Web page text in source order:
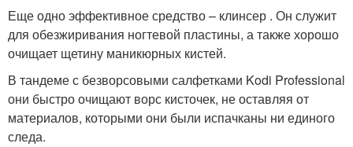
Еще одно эффективное средство – клинсер . Он служит
для обезжиривания ногтевой пластины, а также хорошо
очищает щетину маникюрных кистей.
В тандеме с безворсовыми салфетками Kodi Professional
они быстро очищают ворс кисточек, не оставляя от
материалов, которыми они были испачканы ни единого
следа.